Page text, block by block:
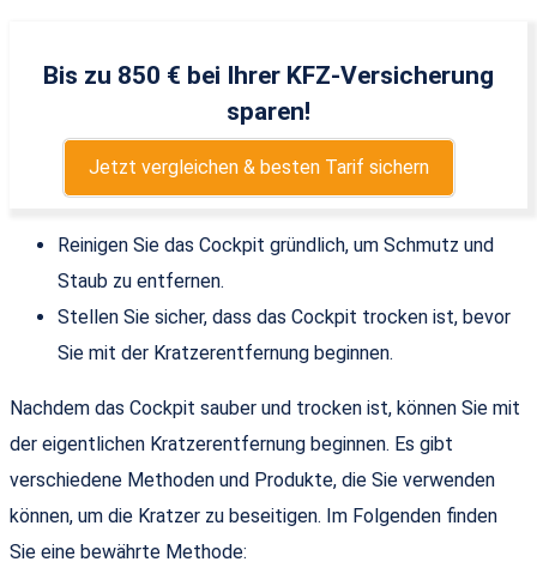
Bis zu 850 € bei Ihrer KFZ-Versicherung
sparen!
Jetzt vergleichen & besten Tarif sichern
Reinigen Sie das Cockpit gründlich, um Schmutz und
Staub zu entfernen.
Stellen Sie sicher, dass das Cockpit trocken ist, bevor
Sie mit der Kratzerentfernung beginnen.
Nachdem das Cockpit sauber und trocken ist, können Sie mit
der eigentlichen Kratzerentfernung beginnen. Es gibt
verschiedene Methoden und Produkte, die Sie verwenden
können, um die Kratzer zu beseitigen. Im Folgenden finden
Sie eine bewährte Methode: